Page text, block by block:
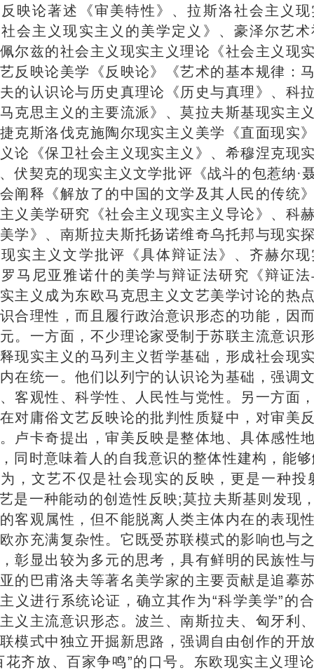
映论著述《审美特性》、拉斯洛社会主义
会主义现实主义的美学定义》、豪泽尔艺
尔兹的社会主义现实主义理论《社会主义现
反映论美学《反映论》《艺术的基本规律：
的认识论与历史真理论《历史与真理》、科
克思主义的主要流派》、莫拉夫斯基现实主
克斯洛伐克施陶尔现实主义美学《直面现实
论《保卫社会主义现实主义》、希穆涅克现
伏契克的现实主义文学批评《战斗的包惹纳·
阐释《解放了的中国的文学及其人民的传统
义美学研究《社会主义现实主义导论》、科
学》、南斯拉夫斯托扬诺维奇乌托邦与现实
实主义文学批评《具体辩证法》、齐赫尔
马尼亚雅诺什的美学与辩证法研究《辩证
主义成为东欧马克思主义文艺美学讨论的热
合理性，而且履行政治意识形态的功能，因
。一方面，不少理论家受制于苏联主流意识
现实主义的马列主义哲学基础，形成社会现
在统一。他们以列宁的认识论为基础，强调
客观性、科学性、人民性与党性。另一方面
对庸俗文艺反映论的批判性质疑中，对审美
卢卡奇提出，审美反映是整体地、具体感性
同时意味着人的自我意识的整体性建构，能
，文艺不仅是社会现实的反映，更是一种
是一种能动的创造性反映;莫拉夫斯基则发现
客观属性，但不能脱离人类主体内在的表现
亦充满复杂性。它既受苏联模式的影响也与
彰显出较为多元的思考，具有鲜明的民族性
的巴甫洛夫等著名美学家的主要贡献是追摹
义进行系统论证，确立其作为“科学美学”的
义主流意识形态。波兰、南斯拉夫、匈牙利
模式中独立开掘新思路，强调自由创作的开
花齐放、百家争鸣”的口号。东欧现实主义理